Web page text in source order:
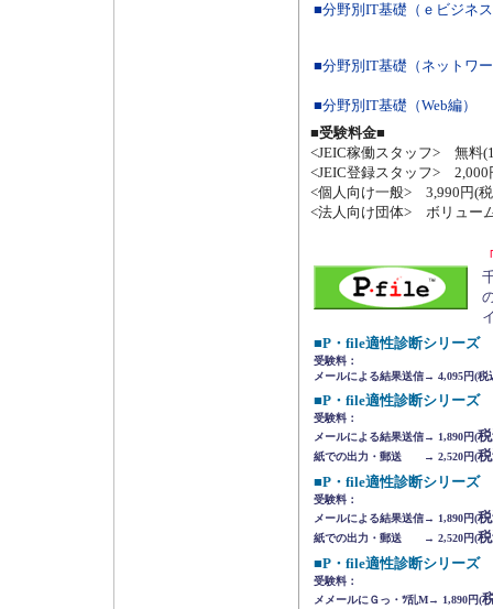
■分野別IT基礎（ｅビジネ
■分野別IT基礎（ネットワ
■分野別IT基礎（Web編）
■受験料金■
<JEIC稼働スタッフ> 無料
<JEIC登録スタッフ>
<個人向け一般> 3,990円(
<法人向け団体> ボリュー
■P・file適性診断シリーズ
受験料：
メールによる結果送信→ 4,095円(税
■P・file適性診断シリーズ
受験料：
メールによる結果送信→ 1,890円(
紙での出力・郵送 → 2,520円(
■P・file適性診断シリーズ
受験料：
メールによる結果送信→ 1,890円(
紙での出力・郵送 → 2,520円(
■P・file適性診断シリーズ
受験料：
メメールにＧっ・ﾂ乱M→ 1,890円(